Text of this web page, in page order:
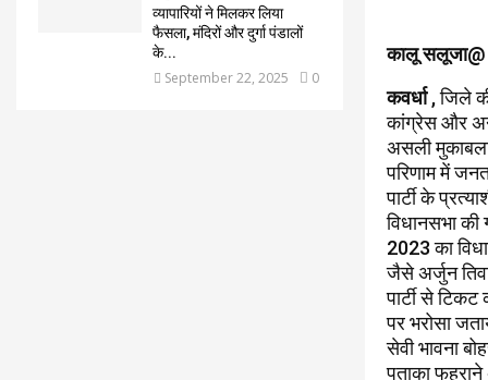
कालू सलूजा@
कवर्धा, जिले
कांग्रेस और
असली
परिणाम में
पार्टी के
विधानसभा की
2023 का
जैसे अर्जुन
पार्टी से
पर भरोसा
सेवी भावना
पताका
व्यापारियों ने मिलकर लिया
फैसला, मंदिरों और दुर्गा पंडालों
के...
September 22, 2025 0